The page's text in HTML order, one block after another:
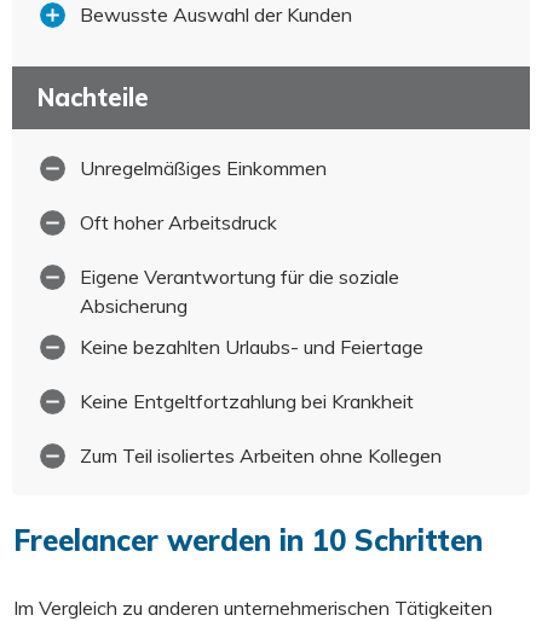
Bewusste Auswahl der Kunden
Nachteile
Unregelmäßiges Einkommen
Oft hoher Arbeitsdruck
Eigene Verantwortung für die soziale
Absicherung
Keine bezahlten Urlaubs- und Feiertage
Keine Entgeltfortzahlung bei Krankheit
Zum Teil isoliertes Arbeiten ohne Kollegen
Freelancer werden in 10 Schritten
Im Vergleich zu anderen unternehmerischen Tätigkeiten